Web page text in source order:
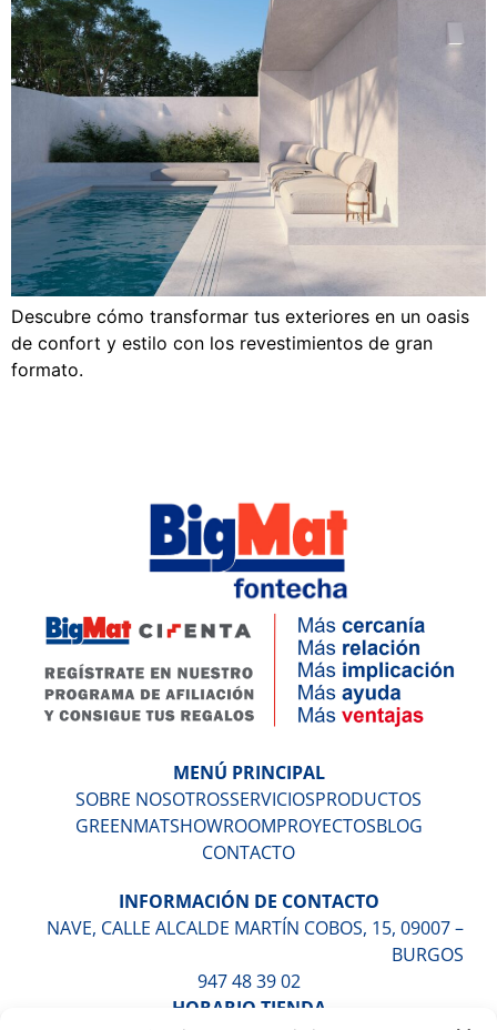
Descubre cómo transformar tus exteriores en un oasis
de confort y estilo con los revestimientos de gran
formato.
MENÚ PRINCIPAL
SOBRE NOSOTROSSERVICIOSPRODUCTOS
GREENMATSHOWROOMPROYECTOSBLOG
CONTACTO
INFORMACIÓN DE CONTACTO
NAVE, CALLE ALCALDE MARTÍN COBOS, 15, 09007 –
BURGOS
947 48 39 02
HORARIO TIENDA